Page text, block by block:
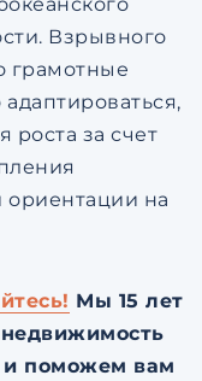
Взрывного
грамотные
роста за счет
ориентации на
Мы 15 лет
недвижимость
и поможем вам